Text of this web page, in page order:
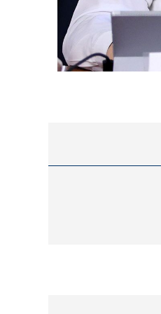
| پهپاد انتحاری